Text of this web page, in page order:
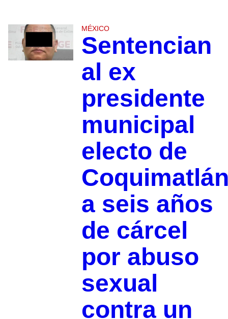
MÉXICO
Sentencian
al ex
presidente
municipal
electo de
a seis años
de cárcel
por abuso
sexual
contra un